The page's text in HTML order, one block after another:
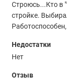
Строюсь...Кто в
стройке.
Недостатки
Нет
Отзыв